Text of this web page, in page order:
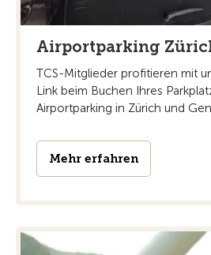
Airportparking
TCS-Mitglieder profitieren mit
Link beim Buchen Ihres
Airportparking in Zürich und
Mehr erfahren